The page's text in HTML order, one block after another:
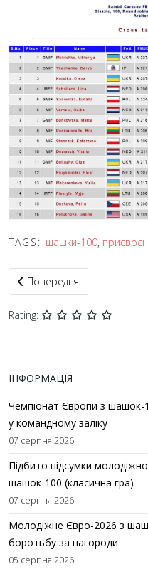
TAGS: шашки-100,
Попередня стаття:
Попередня
Rating:
ІНФОРМАЦІЯ
Чемпіонат Європи з шашок-
у командному заліку
07 серпня 2026
Підбито підсумки
шашок-100 (класична гра)
07 серпня 2026
Молодіжне Євро-2026 з
боротьбу за нагороди
05 серпня 2026